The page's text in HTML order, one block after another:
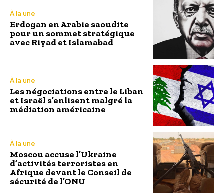
À la une
Erdogan en Arabie saoudite
pour un sommet stratégique
avec Riyad et Islamabad
À la une
Les négociations entre le Liban
et Israël s’enlisent malgré la
médiation américaine
À la une
Moscou accuse l’Ukraine
d’activités terroristes en
Afrique devant le Conseil de
sécurité de l’ONU